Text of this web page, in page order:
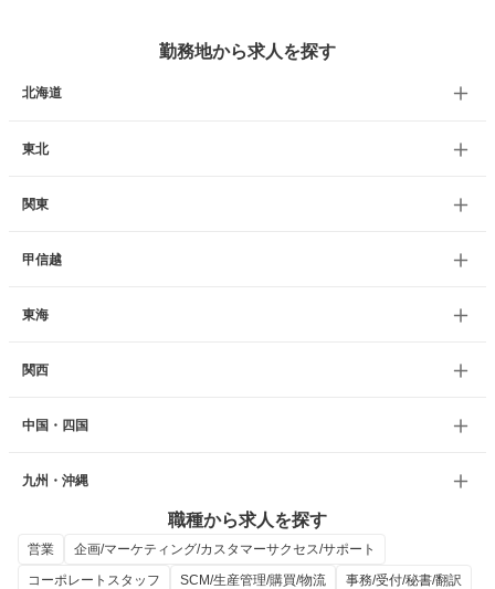
勤務地から求人を探す
北海道
東北
関東
甲信越
東海
関西
中国・四国
九州・沖縄
職種から求人を探す
営業
企画/マーケティング/カスタマーサクセス/サポート
コーポレートスタッフ
SCM/生産管理/購買/物流
事務/受付/秘書/翻訳